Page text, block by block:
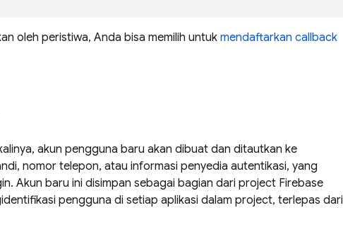
oleh peristiwa, Anda bisa memilih untukmendaftarkan callback
akun pengguna baru akan dibuat dan ditautkan ke
nomor telepon, atau informasi penyedia autentikasi, yang
Akun baru ini disimpan sebagai bagian dari project Firebase
pengguna di setiap aplikasi dalam project, terlepas dari